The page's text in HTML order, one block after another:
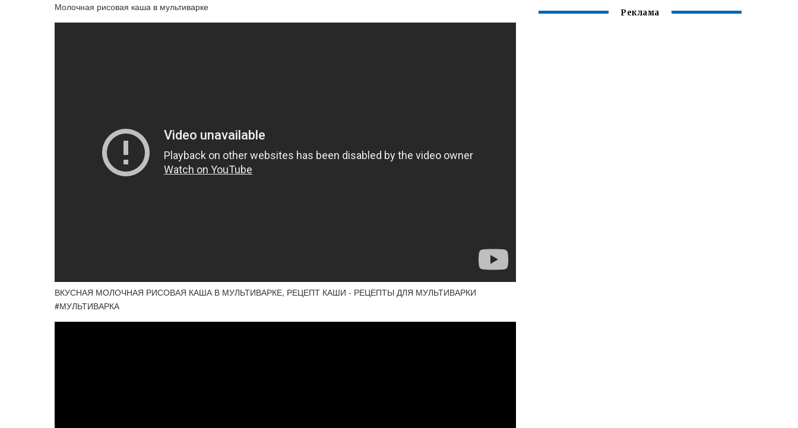
Молочная рисовая каша в мультиварке
ВКУСНАЯ МОЛОЧНАЯ РИСОВАЯ КАША В МУЛЬТИВАРКЕ, РЕЦЕПТ КАШИ - РЕЦЕПТЫ ДЛЯ МУЛЬТИВАРКИ
#МУЛЬТИВАРКА
Реклама